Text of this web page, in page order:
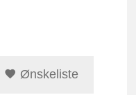
Ønskeliste